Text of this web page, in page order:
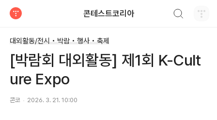
콘테스트코리아
대외활동/전시 • 박람 • 행사 • 축제
[박람회 대외활동] 제1회 K-Cult
ure Expo
콘코 2026. 3. 21. 10:00